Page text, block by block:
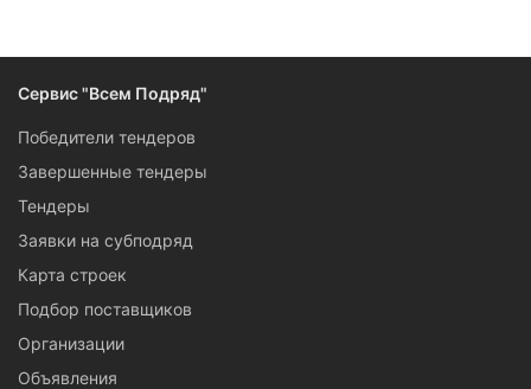
Сервис "Всем Подряд"
Победители тендеров
Завершенные тендеры
Тендеры
Заявки на субподряд
Карта строек
Подбор поставщиков
Организации
Объявления